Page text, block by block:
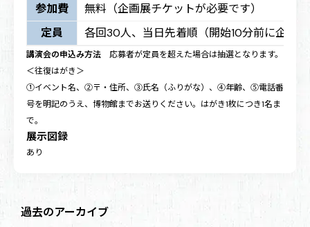
参加費
無料（企画展チケットが必要です）
定員
各回30人、当日先着順（開始10分前に企画
講演会の申込み方法応募者が定員を超えた場合は抽選となります。
＜往復はがき＞
①イベント名、②〒・住所、③氏名（ふりがな）、④年齢、⑤電話番
号を明記のうえ、博物館までお送りください。はがき1枚につき1名ま
で。
展示図録
あり
過去のアーカイブ